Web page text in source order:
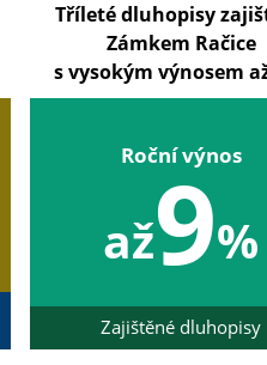
Tříleté dluhopisy
Zámkem Račice
s vysokým výnosem
Roční výnos
až9%
Zajištěné dluhopisy